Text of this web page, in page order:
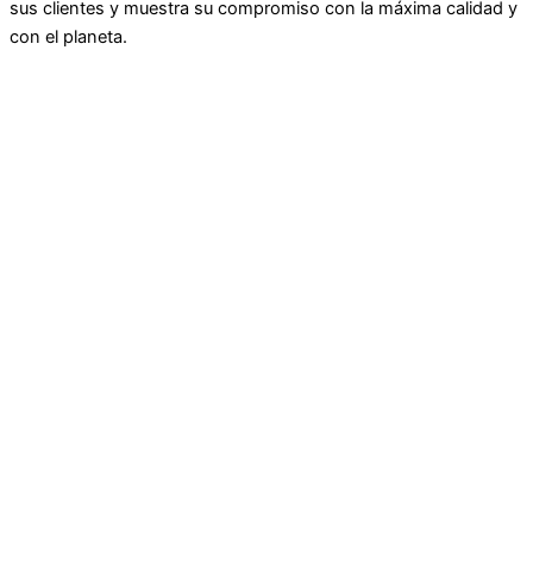
sus clientes y muestra su compromiso con la máxima calidad y
con el planeta.